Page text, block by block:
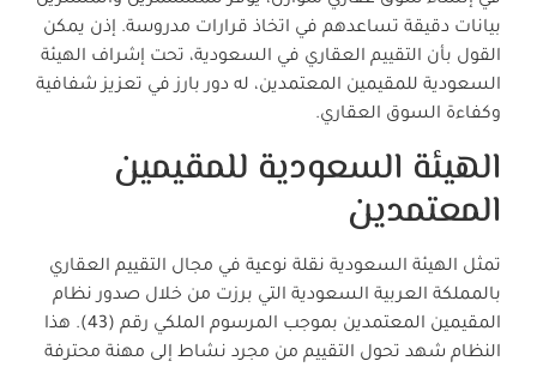
بيانات دقيقة تساعدهم في اتخاذ قرارات مدروسة. إذن يمكن
القول بأن التقييم العقاري في السعودية، تحت إشراف الهيئة
السعودية للمقيمين المعتمدين، له دور بارز في تعزيز شفافية
وكفاءة السوق العقاري.
الهيئة السعودية للمقيمين
المعتمدين
تمثل الهيئة السعودية نقلة نوعية في مجال التقييم العقاري
بالمملكة العربية السعودية التي برزت من خلال صدور نظام
المقيمين المعتمدين بموجب المرسوم الملكي رقم (43). هذا
النظام شهد تحول التقييم من مجرد نشاط إلى مهنة محترفة